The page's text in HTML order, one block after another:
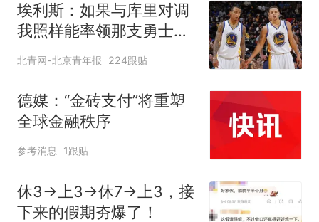
埃利斯：如果与库里对调
我照样能率领那支勇士取
得现在的成就
北青网-北京青年报 224跟贴
德媒：“金砖支付”将重塑
全球金融秩序
参考消息 1跟贴
休3→上3→休7→上3，接
下来的假期夯爆了！